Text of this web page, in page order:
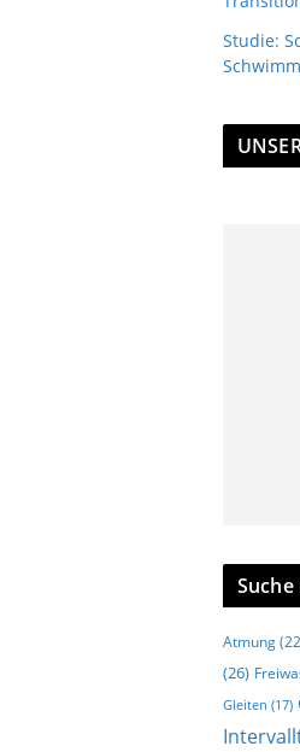
Studie:
Atmung
(26)
Gleiten (17)